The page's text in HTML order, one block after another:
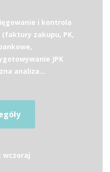
i kontrola
zakupu, PK,
JPK
analiza...
wczoraj